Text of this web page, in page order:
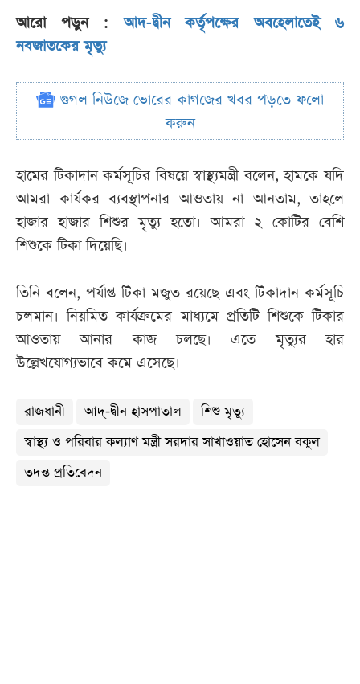
আরো পড়ুন :আদ-দ্বীন কর্তৃপক্ষের অবহেলাতেই ৬
নবজাতকের মৃত্যু
গুগল নিউজে ভোরের কাগজের খবর পড়তে ফলো
করুন
হামের টিকাদান কর্মসূচির বিষয়ে স্বাস্থ্যমন্ত্রী বলেন, হামকে যদি
আমরা কার্যকর ব্যবস্থাপনার আওতায় না আনতাম, তাহলে
হাজার হাজার শিশুর মৃত্যু হতো। আমরা ২ কোটির বেশি
শিশুকে টিকা দিয়েছি।
তিনি বলেন, পর্যাপ্ত টিকা মজুত রয়েছে এবং টিকাদান কর্মসূচি
চলমান। নিয়মিত কার্যক্রমের মাধ্যমে প্রতিটি শিশুকে টিকার
আওতায় আনার কাজ চলছে। এতে মৃত্যুর হার
উল্লেখযোগ্যভাবে কমে এসেছে।
রাজধানী আদ্‌-দ্বীন হাসপাতাল
শিশু মৃত্যু
স্বাস্থ্য ও পরিবার কল্যাণ মন্ত্রী সরদার সাখাওয়াত হোসেন বকুল
তদন্ত প্রতিবেদন